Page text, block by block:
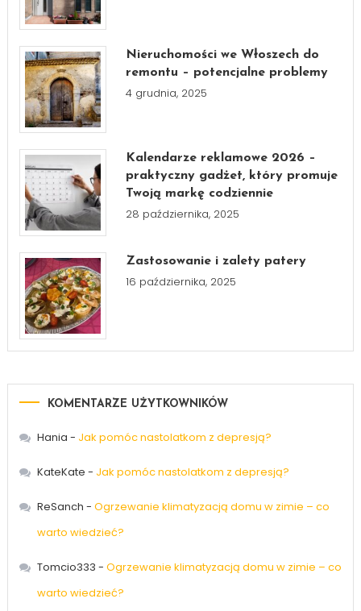
Nieruchomości we Włoszech do
remontu – potencjalne problemy
4 grudnia, 2025
Kalendarze reklamowe 2026 –
praktyczny gadżet, który promuje
Twoją markę codziennie
28 października, 2025
Zastosowanie i zalety patery
16 października, 2025
KOMENTARZE UŻYTKOWNIKÓW
Hania - Jak pomóc nastolatkom z depresją?
KateKate - Jak pomóc nastolatkom z depresją?
ReSanch - Ogrzewanie klimatyzacją domu w zimie – co
warto wiedzieć?
Tomcio333 - Ogrzewanie klimatyzacją domu w zimie – co
warto wiedzieć?